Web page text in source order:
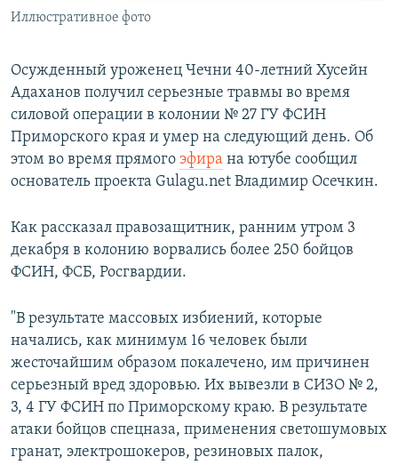
Все сайты РСЕ/РС
Иллюстративное фото
Осужденный уроженец Чечни 40-летний Хусейн
Адаханов получил серьезные травмы во время
силовой операции в колонии № 27 ГУ ФСИН
Приморского края и умер на следующий день. Об
этом во время прямого эфира на ютубе сообщил
основатель проекта Gulagu.net Владимир Осечкин.
Как рассказал правозащитник, ранним утром 3
декабря в колонию ворвались более 250 бойцов
ФСИН, ФСБ, Росгвардии.
"В результате массовых избиений, которые
начались, как минимум 16 человек были
жесточайшим образом покалечено, им причинен
серьезный вред здоровью. Их вывезли в СИЗО № 2,
3, 4 ГУ ФСИН по Приморскому краю. В результате
атаки бойцов спецназа, применения светошумовых
гранат, электрошокеров, резиновых палок,